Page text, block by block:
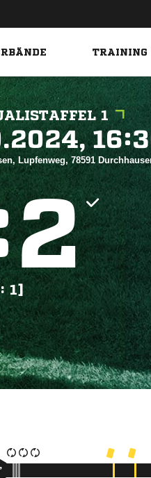
TRAINING
1

Lupfenweg, 78591

1]